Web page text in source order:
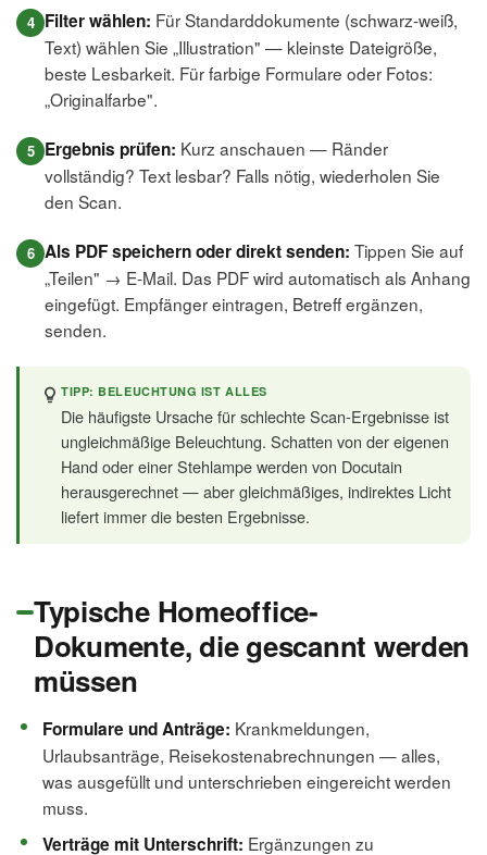
Filter wählen: Für Standarddokumente (schwarz-weiß,
Text) wählen Sie „Illustration" — kleinste Dateigröße,
beste Lesbarkeit. Für farbige Formulare oder Fotos:
„Originalfarbe".
Ergebnis prüfen: Kurz anschauen — Ränder
vollständig? Text lesbar? Falls nötig, wiederholen Sie
den Scan.
Als PDF speichern oder direkt senden: Tippen Sie auf
„Teilen" → E-Mail. Das PDF wird automatisch als Anhang
eingefügt. Empfänger eintragen, Betreff ergänzen,
senden.
TIPP: BELEUCHTUNG IST ALLES
Die häufigste Ursache für schlechte Scan-Ergebnisse ist
ungleichmäßige Beleuchtung. Schatten von der eigenen
Hand oder einer Stehlampe werden von Docutain
herausgerechnet — aber gleichmäßiges, indirektes Licht
liefert immer die besten Ergebnisse.
Typische Homeoffice-
Dokumente, die gescannt werden
müssen
Formulare und Anträge: Krankmeldungen,
Urlaubsanträge, Reisekostenabrechnungen — alles,
was ausgefüllt und unterschrieben eingereicht werden
muss.
Verträge mit Unterschrift: Ergänzungen zu